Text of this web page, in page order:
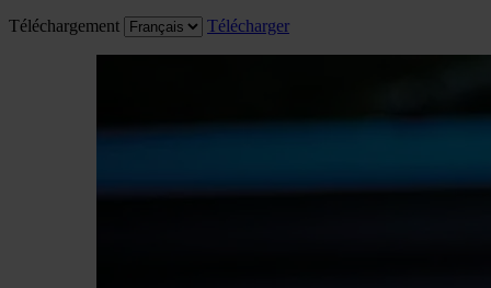
Téléchargement
Télécharger